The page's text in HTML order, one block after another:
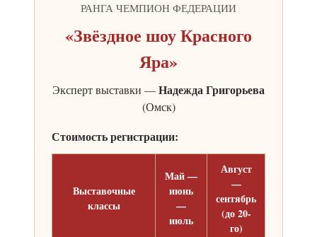
РАНГА ЧЕМПИОН ФЕДЕРАЦИИ
«Звёздное шоу Красного
Яра»
Эксперт выставки —Надежда Григорьева
(Омск)
Стоимость регистрации:
Выставочные
классы
Май —
июнь
—
июль
Август
—
сентябрь
(до 20-
го)